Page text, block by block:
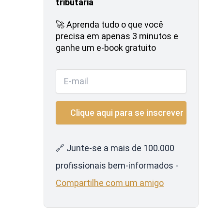
tributária
🚀 Aprenda tudo o que você
precisa em apenas 3 minutos e
ganhe um e-book gratuito
🔗 Junte-se a mais de 100.000
profissionais bem-informados -
Compartilhe com um amigo